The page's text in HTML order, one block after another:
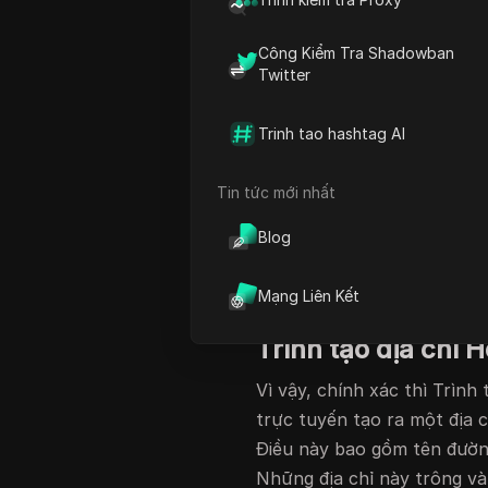
Công Kiểm Tra Shadowban
Twitter
Trinh tao hashtag AI
Tin tức mới nhất
Blog
Mạng Liên Kết
kèm với việc sử dụng
hiện và mối quan tâm về
khi sử dụng nhiều địa chỉ
Bằng cách tăng cường
nhiều tài khoản tốt hơn,
phát hiện. Trong bài viết
quyết những thách thức
Trình tạo địa chỉ
Vì vậy, chính xác thì Trình
trực tuyến tạo ra một địa
Điều này bao gồm tên
Những địa chỉ này trông